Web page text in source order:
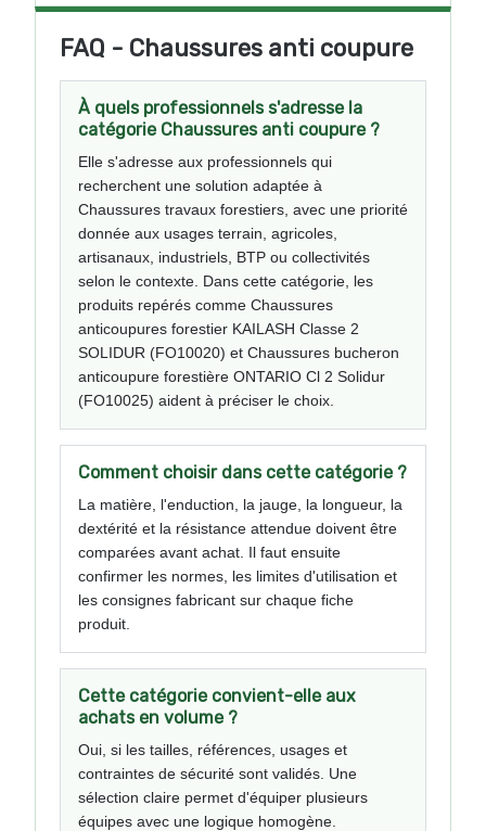
FAQ - Chaussures anti coupure
À quels professionnels s'adresse la
catégorie Chaussures anti coupure ?
Elle s'adresse aux professionnels qui
recherchent une solution adaptée à
Chaussures travaux forestiers, avec une priorité
donnée aux usages terrain, agricoles,
artisanaux, industriels, BTP ou collectivités
selon le contexte. Dans cette catégorie, les
produits repérés comme Chaussures
anticoupures forestier KAILASH Classe 2
SOLIDUR (FO10020) et Chaussures bucheron
anticoupure forestière ONTARIO Cl 2 Solidur
(FO10025) aident à préciser le choix.
Comment choisir dans cette catégorie ?
La matière, l'enduction, la jauge, la longueur, la
dextérité et la résistance attendue doivent être
comparées avant achat. Il faut ensuite
confirmer les normes, les limites d'utilisation et
les consignes fabricant sur chaque fiche
produit.
Cette catégorie convient-elle aux
achats en volume ?
Oui, si les tailles, références, usages et
contraintes de sécurité sont validés. Une
sélection claire permet d'équiper plusieurs
équipes avec une logique homogène.